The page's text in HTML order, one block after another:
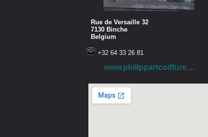
Rue de Versaille 32
7130 Binche
Belgium
+32 64 33 26 81
www.philippartcoiffure....